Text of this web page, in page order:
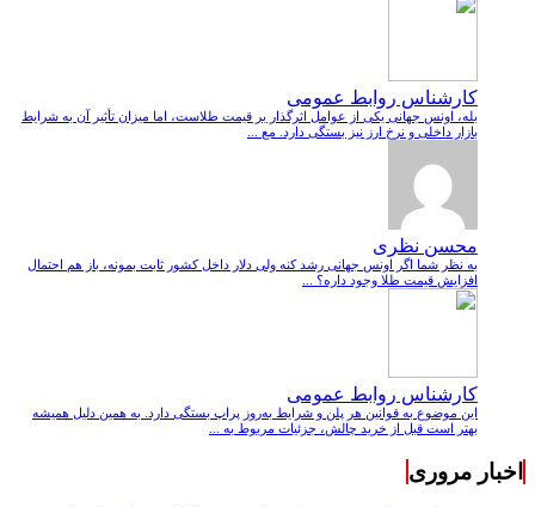
کارشناس روابط عمومی
بله، اونس جهانی یکی از عوامل اثرگذار بر قیمت طلاست، اما میزان تأثیر آن به شرایط
بازار داخلی و نرخ ارز نیز بستگی دارد. مع ...
محسن نظری
به نظر شما اگر اونس جهانی رشد کنه ولی دلار داخل کشور ثابت بمونه، باز هم احتمال
افزایش قیمت طلا وجود داره؟ ...
کارشناس روابط عمومی
این موضوع به قوانین هر پلن و شرایط به‌روز پراپ بستگی دارد. به همین دلیل همیشه
بهتر است قبل از خرید چالش، جزئیات مربوط به ...
اخبار مروری